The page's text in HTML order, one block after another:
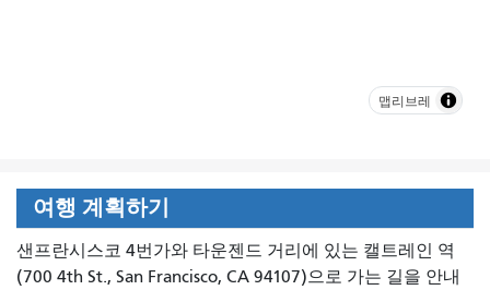
맵리브레
여행 계획하기
샌프란시스코 4번가와 타운젠드 거리에 있는 캘트레인 역
(700 4th St., San Francisco, CA 94107)으로 가는 길을 안내